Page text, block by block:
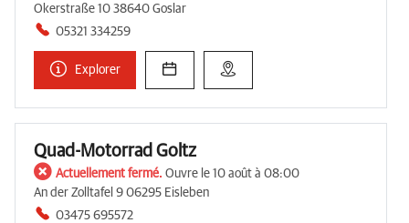
Okerstraße 10 38640 Goslar
05321 334259
Explorer
Quad-Motorrad Goltz
Actuellement fermé. Ouvre le 10 août à 08:00
An der Zolltafel 9 06295 Eisleben
03475 695572